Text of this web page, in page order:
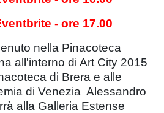
- ore 17.00
nella Pinacoteca
all'interno di Art City 2015
di Brera e alle
di Venezia Alessandro
alla Galleria Estense